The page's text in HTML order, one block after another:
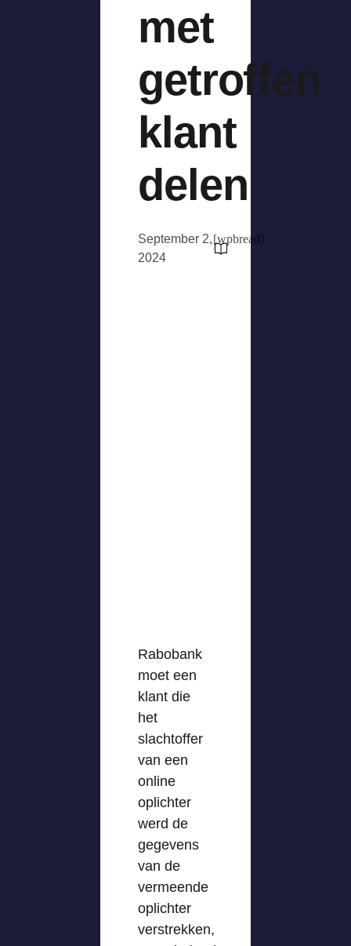
met
getroffen
klant
delen
September 2,
2024
[wpbread]
Rabobank
moet een
klant die
het
slachtoffer
van een
online
oplichter
werd de
gegevens
van de
vermeende
oplichter
verstrekken,